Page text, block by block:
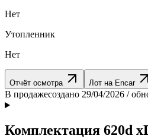
Нет
Утопленник
Нет
Отчёт осмотра Лот на Encar
В продажесоздано 29/04/2026 /
Комплектация 620d